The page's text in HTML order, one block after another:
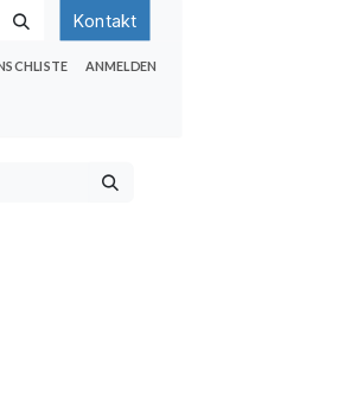
Kontakt
ANMELDEN